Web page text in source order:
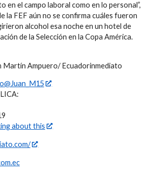
en el campo laboral como en lo personal”,
la FEF aún no se confirma cuáles fueron
alcohol esa noche en un hotel de
de la Selección en la Copa América.
Martín Ampuero/ Ecuadorinmediato
about this